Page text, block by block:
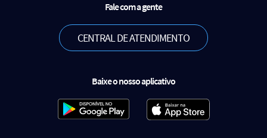
Fale com a gente
CENTRAL DE ATENDIMENTO
Baixe o nosso aplicativo